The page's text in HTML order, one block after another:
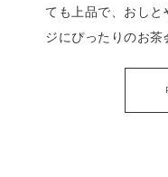
ても上品で、おし
ジにぴったりのお